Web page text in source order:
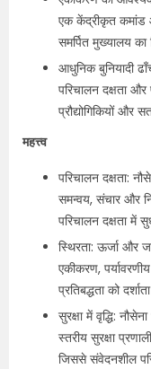
एक केंद्रीकृत कमांड
समर्पित मुख्यालय
आधुनिक बुनियादी
परिचालन दक्षता
प्रौद्योगिकियों और
महत्त्व
परिचालन दक्षता:
समन्वय, संचार और
परिचालन दक्षता में
स्थिरता: ऊर्जा और
एकीकरण,
प्रतिबद्धता को
सुरक्षा में वृद्धि:
स्तरीय सुरक्षा
जिससे संवेदनशील